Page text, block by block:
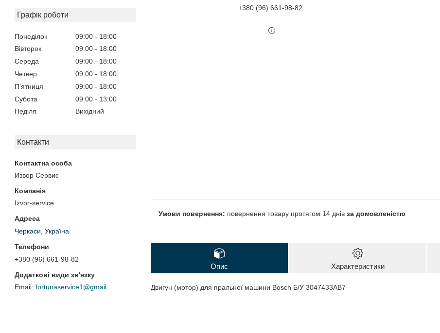
Графік роботи
Понеділок 09:00
18:00
Вівторок
09:00
18:00
Середа
09:00
18:00
Четвер
09:00
18:00
Пʼятниця
09:00
18:00
Субота
09:00
13:00
Неділя
Вихідний
Контакти
Извор Сервис
Izvor-service
Черкаси, Україна
+380 (96) 661-98-82
+380 (96) 661-98-82
повернення товару протягом 14 днів за домовленістю
Опис Характеристики
Двигун (мотор) для пральної машини Bosch Б/У 3047433AB7